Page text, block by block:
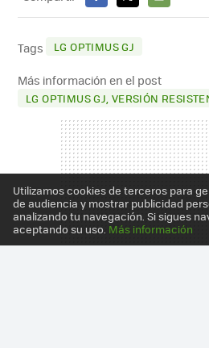
FACEBOOK
X
E-
Tags LG OPTIMUS GJ
Más información en el post
LG OPTIMUS GJ, VERSIÓN
Utilizamos cookies de terceros para
de audiencia y mostrar publicidad
analizando tu navegación. Si sigues
aceptando su uso. Más información